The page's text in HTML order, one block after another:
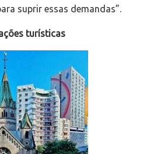
suprir essas demandas”.
turísticas